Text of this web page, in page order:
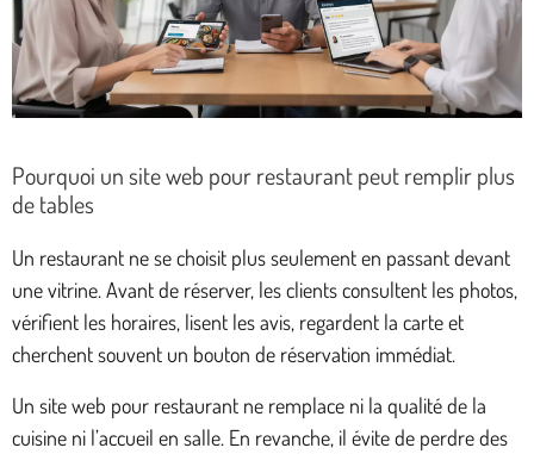
Pourquoi un site web pour restaurant peut remplir plus
de tables
Un restaurant ne se choisit plus seulement en passant devant
une vitrine. Avant de réserver, les clients consultent les photos,
vérifient les horaires, lisent les avis, regardent la carte et
cherchent souvent un bouton de réservation immédiat.
Un site web pour restaurant ne remplace ni la qualité de la
cuisine ni l’accueil en salle. En revanche, il évite de perdre des